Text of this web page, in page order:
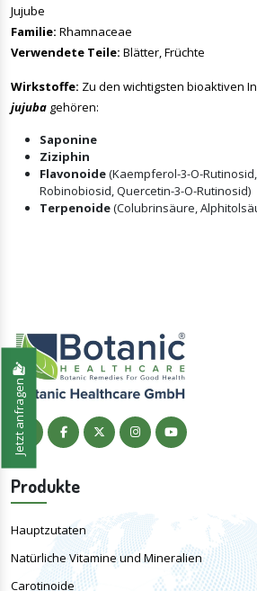
Jujube
Familie: Rhamnaceae
Verwendete Teile: Blätter, Früchte
Wirkstoffe: Zu den wichtigsten bioaktiven
jujuba gehören:
Saponine
Ziziphin
Flavonoide(Kaempferol-3-O-
Robinobiosid, Quercetin-3-O-Rutinosid)
Terpenoide(Colubrinsäure,
Produkte
Hauptzutaten
Natürliche Vitamine und Mineralien
Carotinoide
Jetzt anfragen